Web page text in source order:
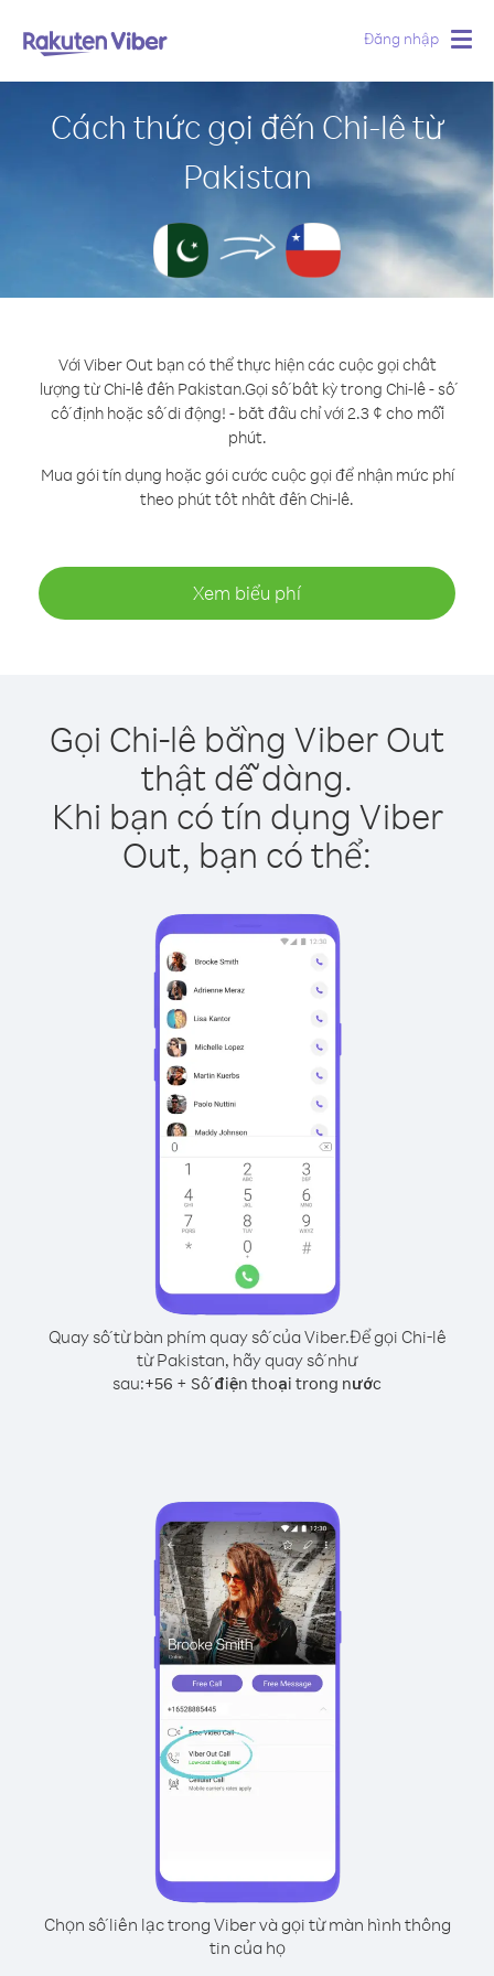
Đăng nhập
Cách thức gọi đến Chi-lê từ
Pakistan
Với Viber Out bạn có thể thực hiện các cuộc gọi chất
lượng từ Chi-lê đến Pakistan.Gọi số bất kỳ trong Chi-lê - số
cố định hoặc số di động! - bắt đầu chỉ với 2.3 ¢ cho mỗi
phút.
Mua gói tín dụng hoặc gói cước cuộc gọi để nhận mức phí
theo phút tốt nhất đến Chi-lê.
Xem biểu phí
Gọi Chi-lê bằng Viber Out
thật dễ dàng.
Khi bạn có tín dụng Viber
Out, bạn có thể:
Quay số từ bàn phím quay số của Viber.Để gọi Chi-lê
từ Pakistan, hãy quay số như
sau:+56 + Số điện thoại trong nước
Chọn số liên lạc trong Viber và gọi từ màn hình thông
tin của họ